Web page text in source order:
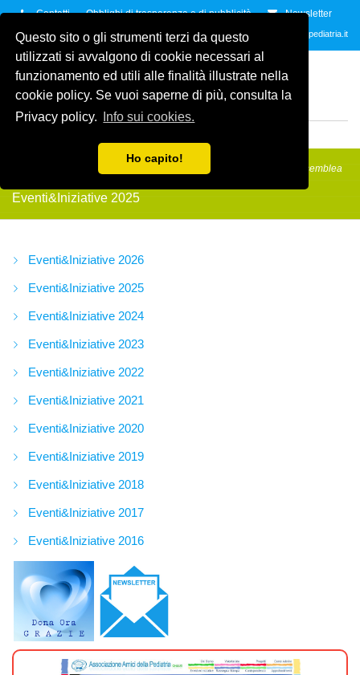
Questo sito o gli strumenti terzi da questo
utilizzati si avvalgono di cookie necessari al
funzionamento ed utili alle finalità illustrate nella
cookie policy. Se vuoi saperne di più, consulta la
Privacy policy.
Info sui cookies.
Ho capito!
Contatti Obblighi di trasparenza e di pubblicità Newsletter
Contattaci allo035.2678061oppure all'indirzzo e-mail info@amicidellapediatria.it
ASSOCIAZIONE AMICI
DELLA PEDIATRIAETS
ODV
Amici della Pediatria Eventi&Iniziative 2025
Assemblea
Eventi&Iniziative 2025
Eventi&Iniziative 2026
Eventi&Iniziative 2025
Eventi&Iniziative 2024
Eventi&Iniziative 2023
Eventi&Iniziative 2022
Eventi&Iniziative 2021
Eventi&Iniziative 2020
Eventi&Iniziative 2019
Eventi&Iniziative 2018
Eventi&Iniziative 2017
Eventi&Iniziative 2016